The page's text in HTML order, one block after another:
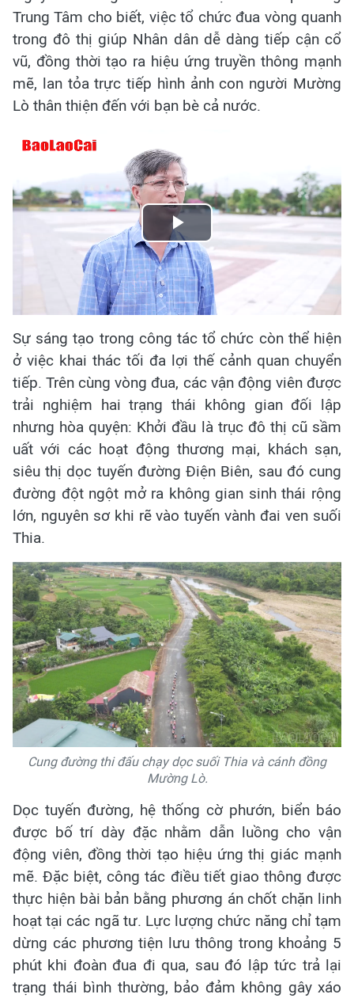
Trung Tâm cho biết, việc tổ chức đua vòng quanh
trong đô thị giúp Nhân dân dễ dàng tiếp cận cổ
vũ, đồng thời tạo ra hiệu ứng truyền thông mạnh
mẽ, lan tỏa trực tiếp hình ảnh con người Mường
Lò thân thiện đến với bạn bè cả nước.
Play
Video
Sự sáng tạo trong công tác tổ chức còn thể hiện
ở việc khai thác tối đa lợi thế cảnh quan chuyển
tiếp. Trên cùng vòng đua, các vận động viên được
trải nghiệm hai trạng thái không gian đối lập
nhưng hòa quyện: Khởi đầu là trục đô thị cũ sầm
uất với các hoạt động thương mại, khách sạn,
siêu thị dọc tuyến đường Điện Biên, sau đó cung
đường đột ngột mở ra không gian sinh thái rộng
lớn, nguyên sơ khi rẽ vào tuyến vành đai ven suối
Thia.
Cung đường thi đấu chạy dọc suối Thia và cánh đồng
Mường Lò.
Dọc tuyến đường, hệ thống cờ phướn, biển báo
được bố trí dày đặc nhằm dẫn luồng cho vận
động viên, đồng thời tạo hiệu ứng thị giác mạnh
mẽ. Đặc biệt, công tác điều tiết giao thông được
thực hiện bài bản bằng phương án chốt chặn linh
hoạt tại các ngã tư. Lực lượng chức năng chỉ tạm
dừng các phương tiện lưu thông trong khoảng 5
phút khi đoàn đua đi qua, sau đó lập tức trả lại
trạng thái bình thường, bảo đảm không gây xáo